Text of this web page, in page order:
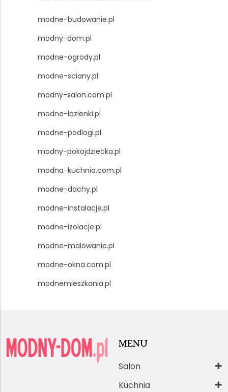
modne-budowanie.pl
modny-dom.pl
modne-ogrody.pl
modne-sciany.pl
modny-salon.com.pl
modne-lazienki.pl
modne-podlogi.pl
modny-pokojdziecka.pl
modna-kuchnia.com.pl
modne-dachy.pl
modne-instalacje.pl
modne-izolacje.pl
modne-malowanie.pl
modne-okna.com.pl
modnemieszkania.pl
MENU
Salon
Kuchnia